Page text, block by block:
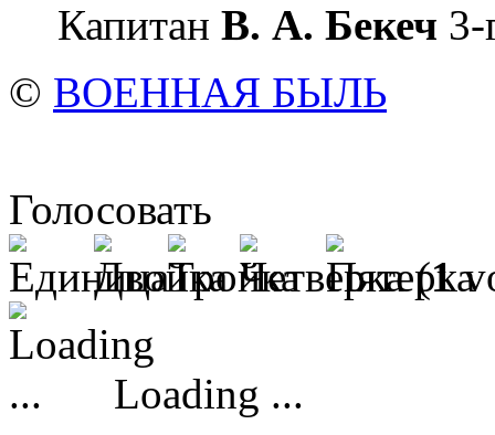
Капитан В. А. Бекеч 3-
© ВОЕННАЯ БЫЛЬ
Голосовать
(1
Loading ...